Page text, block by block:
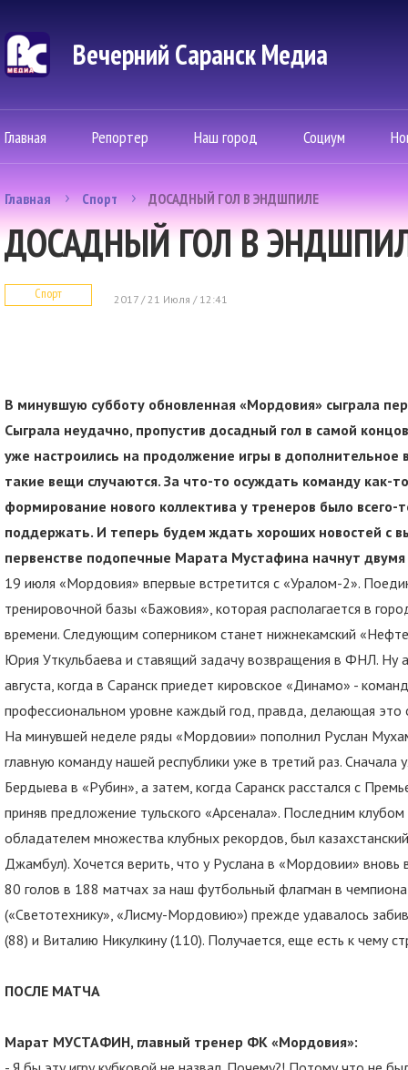
Вечерний Саранск Mедиа
Главная Репортер Наш город Социум
Главная Спорт ДОСАДНЫЙ ГОЛ В ЭНДШПИЛЕ
ДОСАДНЫЙ ГОЛ В
Спорт 2017 / 21 Июля / 12:41
В минувшую субботу обновленная «Мордовия» сыграла
Сыграла неудачно, пропустив досадный гол в самой
уже настроились на продолжение игры в
такие вещи случаются. За что-то осуждать команду как-
формирование нового коллектива у тренеров было
поддержать. И теперь будем ждать хороших новостей с
первенстве подопечные Марата Мустафина начнут двумя
19 июля «Мордовия» впервые встретится с «Уралом-2».
тренировочной базы «Бажовия», которая располагается в
времени. Следующим соперником станет нижнекамский
Юрия Уткульбаева и ставящий задачу возвращения в ФНЛ. Ну
августа, когда в Саранск приедет кировское «Динамо» -
профессиональном уровне каждый год, правда, делающая это
На минувшей неделе ряды «Мордовии» пополнил Руслан
главную команду нашей республики уже в третий раз.
Бердыева в «Рубин», а затем, когда Саранск расстался с
приняв предложение тульского «Арсенала». Последним
обладателем множества клубных рекордов, был
Джамбул). Хочется верить, что у Руслана в «Мордовии»
80 голов в 188 матчах за наш футбольный флагман в
(«Светотехнику», «Лисму-Мордовию») прежде удавалось
(88) и Виталию Никулкину (110). Получается, еще есть к чему
ПОСЛЕ МАТЧА
Марат МУСТАФИН, главный тренер ФК «Мордовия»: